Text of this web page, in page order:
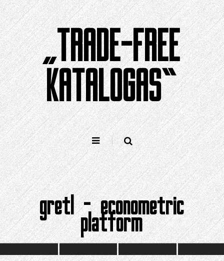
Pereiti
prie
turinio
„TRADE-FREE
KATALOGAS“
gretl – econometric
platform